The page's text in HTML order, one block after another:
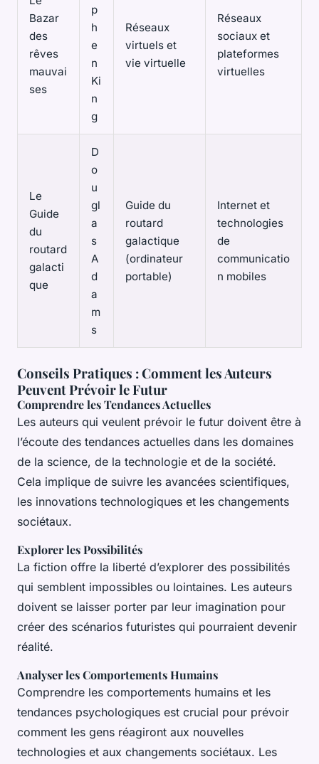
Bazar
des
rêves
mauvai
ses
p
h
e
n
Ki
n
g
Réseaux
virtuels et
vie virtuelle
Réseaux
sociaux et
plateformes
virtuelles
Le
Guide
du
routard
galacti
que
D
o
u
gl
a
s
A
d
a
m
s
Guide du
routard
galactique
(ordinateur
portable)
Internet et
technologies
de
communicatio
n mobiles
Conseils Pratiques : Comment les Auteurs
Peuvent Prévoir le Futur
Comprendre les Tendances Actuelles
Les auteurs qui veulent prévoir le futur doivent être à
l’écoute des tendances actuelles dans les domaines
de la science, de la technologie et de la société.
Cela implique de suivre les avancées scientifiques,
les innovations technologiques et les changements
sociétaux.
Explorer les Possibilités
La fiction offre la liberté d’explorer des possibilités
qui semblent impossibles ou lointaines. Les auteurs
doivent se laisser porter par leur imagination pour
créer des scénarios futuristes qui pourraient devenir
réalité.
Analyser les Comportements Humains
Comprendre les comportements humains et les
tendances psychologiques est crucial pour prévoir
comment les gens réagiront aux nouvelles
technologies et aux changements sociétaux. Les